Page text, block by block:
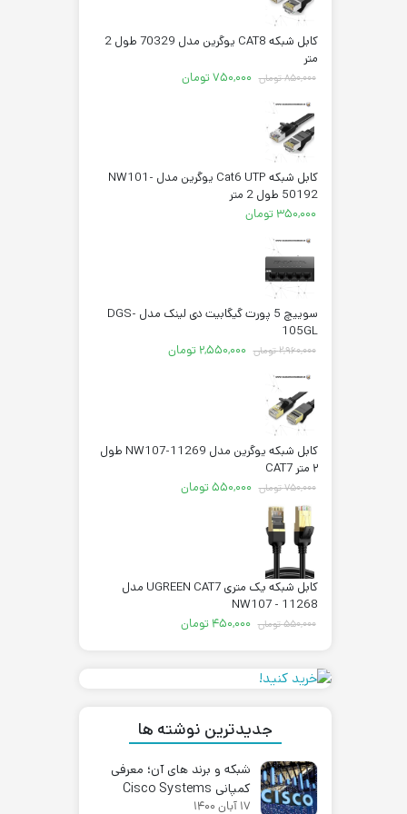
کابل شبکه CAT8 یوگرین مدل 70329 طول 2
متر
۸۵۰,۰۰۰تومان قیمت
۷۵۰,۰۰۰تومان
کابل شبکه Cat6 UTP یوگرین مدل NW101-
50192 طول 2 متر
۳۵۰,۰۰۰ تومان
سوییچ 5 پورت گیگابیت دی لینک مدل DGS-
105GL
۲,۹۶۰,۰۰۰تومان قیمت
۲,۵۵۰,۰۰۰ تومان
کابل شبکه یوگرین مدل NW107-11269 طول
۲ متر CAT7
۷۵۰,۰۰۰تومان قیمت
۵۵۰,۰۰۰تومان
کابل شبکه یک متری UGREEN CAT7 مدل
NW107 - 11268
۵۵۰,۰۰۰تومان قیمت
۴۵۰,۰۰۰ تومان
جدیدترین نوشته ها
شبکه و برند های آن؛ معرفی
کمپانی Cisco Systems
۱۷ آبان ۱۴۰۰